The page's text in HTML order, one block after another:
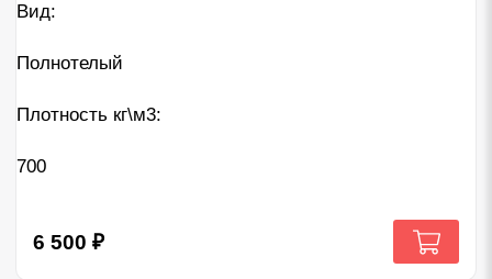
Вид:
Полнотелый
Плотность кг\м3:
700
6 500 ₽